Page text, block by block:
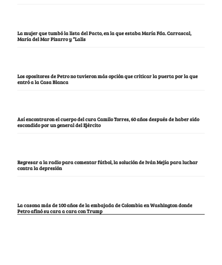
La mujer que tumbó la lista del Pacto, en la que estaba María Fda. Carrascal,
María del Mar Pizarro y “Lalis
Los opositores de Petro no tuvieron más opción que criticar la puerta por la que
entró a la Casa Blanca
Así encontraron el cuerpo del cura Camilo Torres, 60 años después de haber sido
escondido por un general del Ejército
Regresar a la radio para comentar fútbol, la solución de Iván Mejía para luchar
contra la depresión
La casona más de 100 años de la embajada de Colombia en Washington donde
Petro afinó su cara a cara con Trump